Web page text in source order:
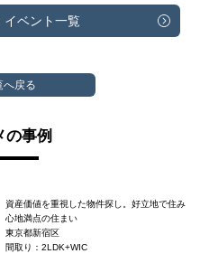
イベント一覧
へ戻る
の事例
資産価値を重視した物件探し。好立地で住み
心地満点の住まい
東京都新宿区
間取り：2LDK+WIC